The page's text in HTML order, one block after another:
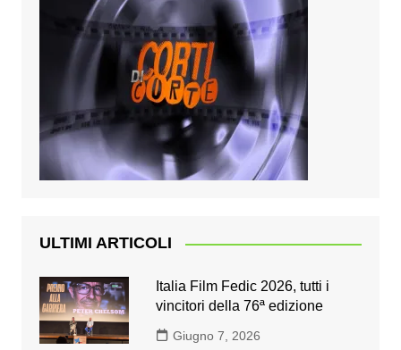
ULTIMI ARTICOLI
Italia Film Fedic 2026, tutti i
vincitori della 76ª edizione
Giugno 7, 2026